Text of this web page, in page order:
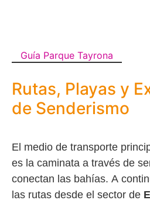
Guía Parque Tayrona
Rutas, Playas y
de Senderismo
El medio de transporte
es la caminata a través de
conectan las bahías. A
las rutas desde el sector de